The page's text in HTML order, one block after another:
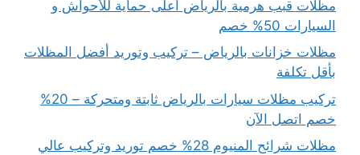
مظلات قبب هرمية بالرياض اعلى حماية للأحواش و
السيارات 50% خصم
مظلات خزانات بالرياض – تركيب وتوريد أفضل المظلات
بأقل تكلفة
تركيب مظلات سيارات بالرياض ثابتة ومتحركة – 20%
خصم اتصل الآن
مظلات شرائح المنيوم 28% خصم توريد وتركيب عالي